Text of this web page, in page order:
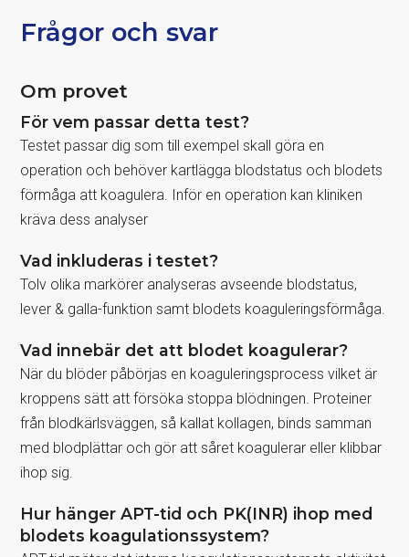
Frågor och svar
Om provet
För vem passar detta test?
Testet passar dig som till exempel skall göra en
operation och behöver kartlägga blodstatus och blodets
förmåga att koagulera. Inför en operation kan kliniken
kräva dess analyser
Vad inkluderas i testet?
Tolv olika markörer analyseras avseende blodstatus,
lever & galla-funktion samt blodets koaguleringsförmåga.
Vad innebär det att blodet koagulerar?
När du blöder påbörjas en koaguleringsprocess vilket är
kroppens sätt att försöka stoppa blödningen. Proteiner
från blodkärlsväggen, så kallat kollagen, binds samman
med blodplättar och gör att såret koagulerar eller klibbar
ihop sig.
Hur hänger APT-tid och PK(INR) ihop med
blodets koagulationssystem?